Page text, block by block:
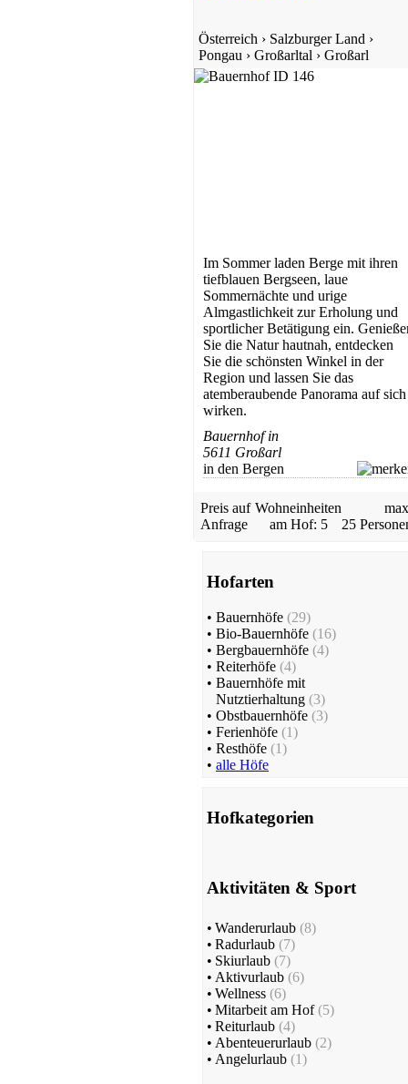
Österreich › Salzburger Land ›
Pongau › Großarltal › Großarl
Im Sommer laden Berge mit ihren
tiefblauen Bergseen, laue
Sommernächte und urige
Almgastlichkeit zur Erholung und
sportlicher Betätigung ein.
Sie die Natur hautnah, entdecken
Sie die schönsten Winkel in der
Region und lassen Sie das
atemberaubende Panorama auf sich
wirken.
Bauernhof in
5611 Großarl
in den Bergen
Preis auf
Anfrage
Wohneinheiten
am Hof: 5
25
Hofarten
• Bauernhöfe (29)
• Bio-Bauernhöfe (16)
• Bergbauernhöfe (4)
• Reiterhöfe (4)
• Bauernhöfe mit
Nutztierhaltung (3)
• Obstbauernhöfe (3)
• Ferienhöfe (1)
• Resthöfe (1)
• alle Höfe
Hofkategorien
Aktivitäten & Sport
• Wanderurlaub (8)
• Radurlaub (7)
• Skiurlaub (7)
• Aktivurlaub (6)
• Wellness (6)
• Mitarbeit am Hof (5)
• Reiturlaub (4)
• Abenteuerurlaub (2)
• Angelurlaub (1)